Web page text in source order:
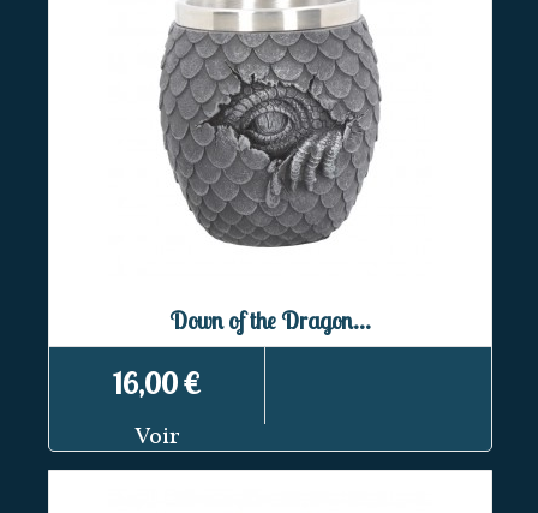
Down of the Dragon...
16,00 €
Voir